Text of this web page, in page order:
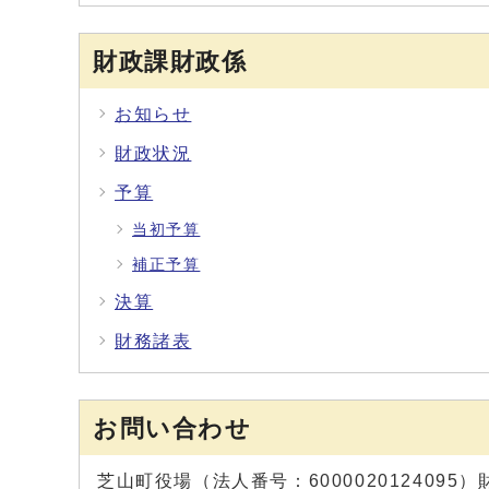
財政課財政係
お知らせ
財政状況
予算
当初予算
補正予算
決算
財務諸表
お問い合わせ
芝山町役場（法人番号：6000020124095）